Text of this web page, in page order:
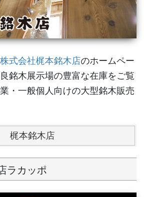
株式会社梶本銘木店のホームペー
銘木展示場の豊富な在庫をご覧
・一般個人向けの大型銘木販売
梶本銘木店
ラカッポ